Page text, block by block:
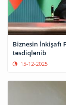
Biznesin İnkişafı
təsdiqlənib
15-12-2025